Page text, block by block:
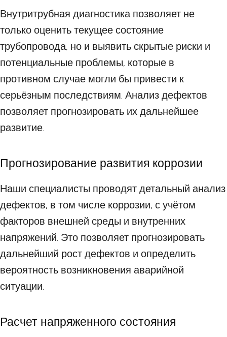
Внутритрубная диагностика позволяет не
только оценить текущее состояние
трубопровода, но и выявить скрытые риски и
потенциальные проблемы, которые в
противном случае могли бы привести к
серьёзным последствиям. Анализ дефектов
позволяет прогнозировать их дальнейшее
развитие.
Прогнозирование развития коррозии
Наши специалисты проводят детальный анализ
дефектов, в том числе коррозии, с учётом
факторов внешней среды и внутренних
напряжений. Это позволяет прогнозировать
дальнейший рост дефектов и определить
вероятность возникновения аварийной
ситуации.
Расчет напряженного состояния